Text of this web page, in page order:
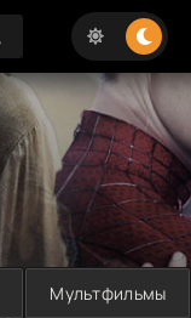
Мультфильмы